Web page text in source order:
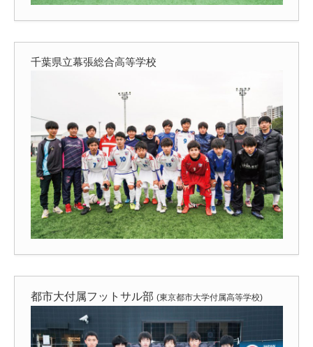
千葉県立幕張総合高等学校
都市大付属フットサル部 (東京都市大学付属高等学校)